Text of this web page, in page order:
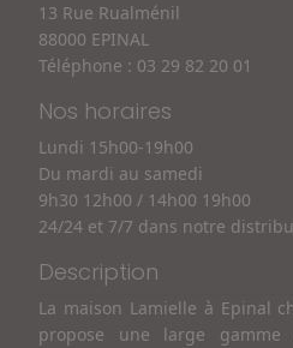
13 Rue Rualménil
88000 EPINAL
Téléphone : 03 29 82 20 01
Nos horaires
Lundi 15h00-19h00
Du mardi au samedi
9h30 12h00 / 14h00 19h00
24/24 et 7/7 dans notre
Description
La maison Lamielle à Epinal
propose une large gamme